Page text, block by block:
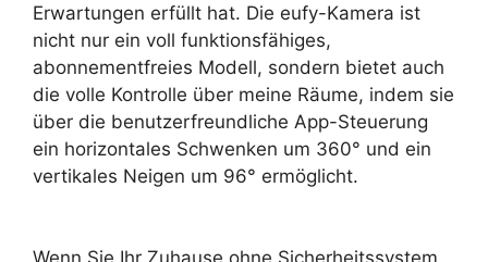
Erwartungen erfüllt hat. Die eufy-Kamera ist
nicht nur ein voll funktionsfähiges,
abonnementfreies Modell, sondern bietet auch
die volle Kontrolle über meine Räume, indem sie
über die benutzerfreundliche App-Steuerung
ein horizontales Schwenken um 360° und ein
vertikales Neigen um 96° ermöglicht.